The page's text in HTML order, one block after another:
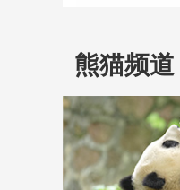
熊猫频道